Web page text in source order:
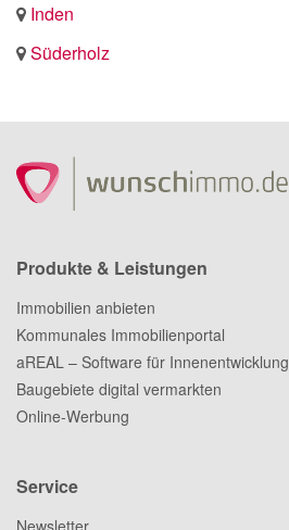
Inden
Süderholz
Produkte & Leistungen
Immobilien anbieten
Kommunales Immobilienportal
aREAL – Software für Innenentwicklung
Baugebiete digital vermarkten
Online-Werbung
Service